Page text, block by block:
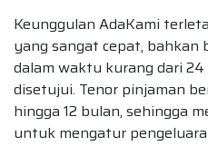
Keunggulan AdaKami
yang sangat cepat, bahkan
dalam waktu kurang dari
disetujui. Tenor pinjaman
hingga 12 bulan, sehingga
untuk mengatur